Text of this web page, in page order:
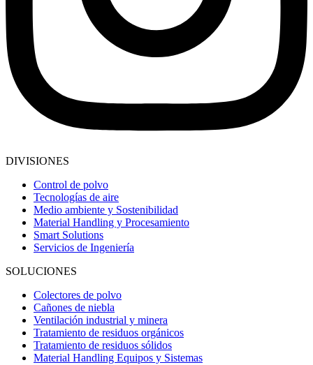
DIVISIONES
Control de polvo
Tecnologías de aire
Medio ambiente y Sostenibilidad
Material Handling y Procesamiento
Smart Solutions
Servicios de Ingeniería
SOLUCIONES
Colectores de polvo
Cañones de niebla
Ventilación industrial y minera
Tratamiento de residuos orgánicos
Tratamiento de residuos sólidos
Material Handling Equipos y Sistemas